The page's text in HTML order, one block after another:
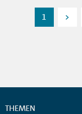
1 >
THEMEN